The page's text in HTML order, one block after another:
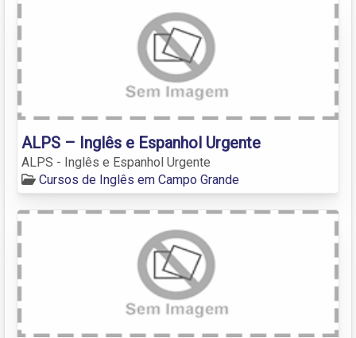
ALPS – Inglês e Espanhol Urgente
ALPS - Inglês e Espanhol Urgente
Cursos de Inglês em Campo Grande